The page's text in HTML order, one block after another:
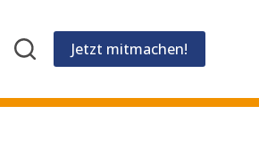
Jetzt mitmachen!